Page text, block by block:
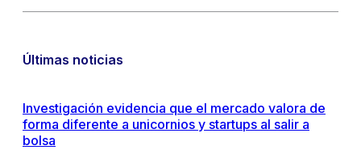
Últimas noticias
Investigación evidencia que el mercado valora de
forma diferente a unicornios y startups al salir a
bolsa